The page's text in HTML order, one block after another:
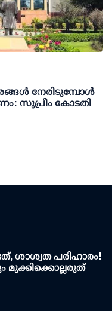
നേരിടുമ്പോള്‍
സുപ്രീം കോടതി
ശാശ്വത പരിഹാരം!
മുക്കിക്കൊല്ലരുത്